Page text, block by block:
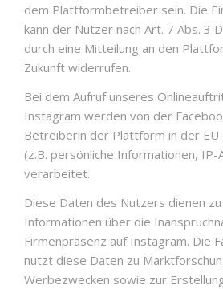
dem Plattformbetreiber sein. Die
kann der Nutzer nach Art. 7 Abs. 3
durch eine Mitteilung an den
Zukunft widerrufen.
Bei dem Aufruf unseres
Instagram werden von der
Betreiberin der Plattform in der
(z.B. persönliche Informationen, IP-
verarbeitet.
Diese Daten des Nutzers dienen
Informationen über die
Firmenpräsenz auf Instagram. Die
nutzt diese Daten zu
Werbezwecken sowie zur